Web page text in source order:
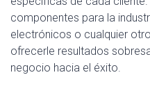
componentes para la
electrónicos o cualquier
ofrecerle resultados
negocio hacia el éxito.